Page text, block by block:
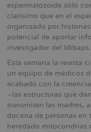
espermatozoide sólo
clarísimo que en el
organizado por
potencial de aportar
investigador del Idibaps.
Esta semana la revista
un equipo de médicos
acabado con la
–las estructuras que
transmiten las madres,
docena de personas en
heredado mitocondrias